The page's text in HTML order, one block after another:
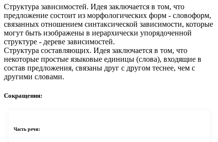
Структура зависимостей. Идея заключается в том, что
предложение состоит из морфологических форм - словоформ,
связанных отношением синтаксической зависимости, которые
могут быть изображены в иерархически упорядоченной
структуре - дереве зависимостей.
Структура составляющих. Идея заключается в том, что
некоторые простые языковые единицы (слова), входящие в
состав предложения, связаны друг с другом теснее, чем с
другими словами.
Сокращения:
Часть речи: